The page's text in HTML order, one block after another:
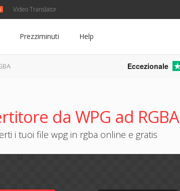
Video Translator
Prezziminuti Help
Eccezionale
da WPG ad RGBA
i tuoi file wpg in rgba online e gratis